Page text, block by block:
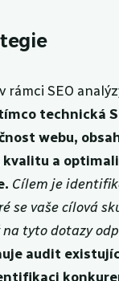
rámci SEO
technická
webu,
kvalitu a
Cílem je
se vaše cílová
tyto dotazy
audit